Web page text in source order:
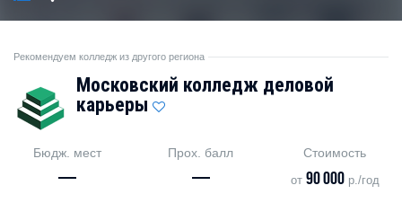
Рекомендуем колледж из другого региона
Московский колледж деловой
карьеры
Бюдж. мест
—
Прох. балл
—
Стоимость
от 90 000р./год